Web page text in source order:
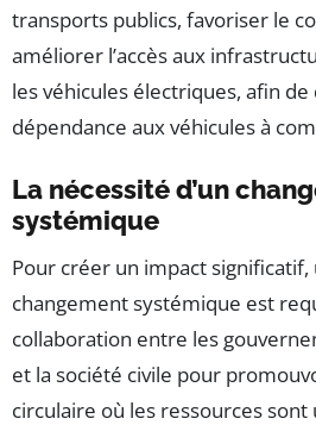
transports publics, favoriser le
améliorer l’accès aux
les véhicules électriques, afin
dépendance aux véhicules à
La nécessité d’un
systémique
Pour créer un impact significatif,
changement systémique est
collaboration entre les
et la société civile pour
circulaire où les ressources